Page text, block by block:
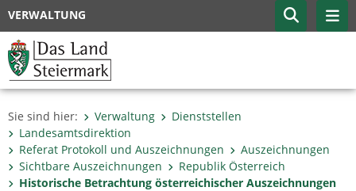
VERWALTUNG
Sie sind hier: Verwaltung
Dienststellen
Landesamtsdirektion
Referat Protokoll und Auszeichnungen
Auszeichnungen
Sichtbare Auszeichnungen
Republik Österreich
Historische Betrachtung österreichischer Auszeichnungen